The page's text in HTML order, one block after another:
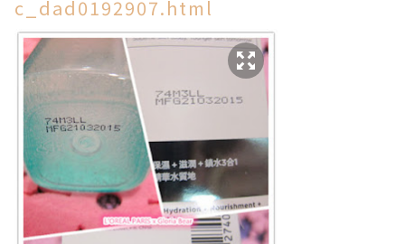
c_dad0192907.html